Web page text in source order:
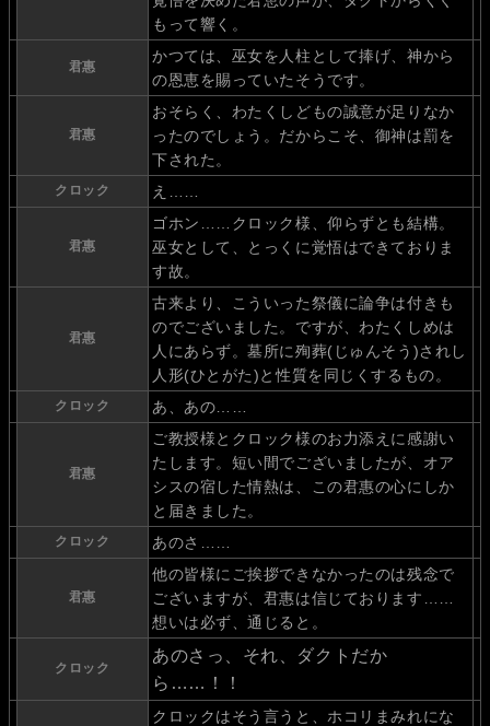
もって響く。
君惠
かつては、巫女を人柱として捧げ、神から
の恩恵を賜っていたそうです。
君惠
おそらく、わたくしどもの誠意が足りなか
ったのでしょう。だからこそ、御神は罰を
下された。
クロック え……
君惠
ゴホン……クロック様、仰らずとも結構。
巫女として、とっくに覚悟はできておりま
す故。
君惠
古来より、こういった祭儀に論争は付きも
のでございました。ですが、わたくしめは
人にあらず。墓所に殉葬(じゅんそう)されし
人形(ひとがた)と性質を同じくするもの。
クロック あ、あの……
君惠
ご教授様とクロック様のお力添えに感謝い
たします。短い間でございましたが、オア
シスの宿した情熱は、この君惠の心にしか
と届きました。
クロック あのさ……
君惠
他の皆様にご挨拶できなかったのは残念で
ございますが、君惠は信じております……
想いは必ず、通じると。
クロック
あのさっ、それ、ダクトだか
ら……！！
クロックはそう言うと、ホコリまみれにな